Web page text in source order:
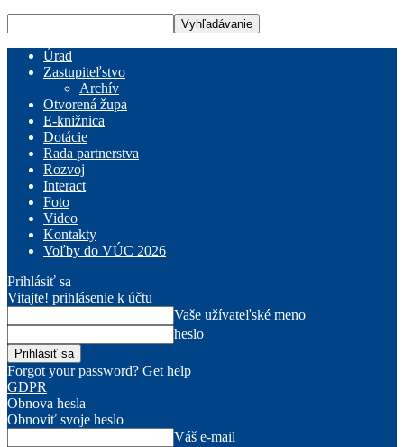
Úrad
Zastupiteľstvo
Archív
Otvorená župa
E-knižnica
Dotácie
Rada partnerstva
Rozvoj
Interact
Foto
Video
Kontakty
Voľby do VÚC 2026
Prihlásiť sa
Vitajte! prihlásenie k účtu
Vaše užívateľské meno
heslo
Forgot your password? Get help
GDPR
Obnova hesla
Obnoviť svoje heslo
Váš e-mail